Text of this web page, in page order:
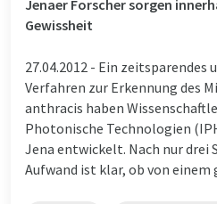
Jenaer Forscher sorgen
Gewissheit
27.04.2012 - Ein zeitsparendes
Verfahren zur Erkennung des
anthracis haben
Photonische Technologien
Jena entwickelt. Nach nur drei
Aufwand ist klar, ob von einem